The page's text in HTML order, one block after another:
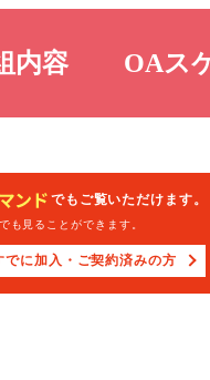
内容 OAス
でもご覧いただけます。
でも見ることができます。
でに加入・ご契約済みの方